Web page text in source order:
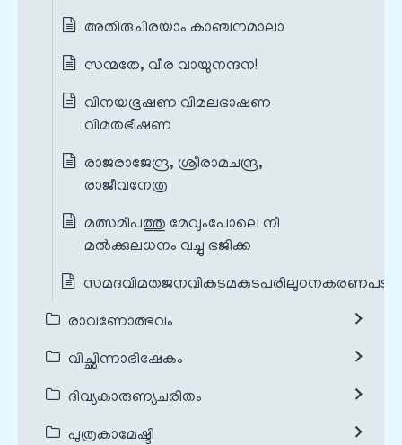
അതിരുചിരയാം കാഞ്ചനമാലാ
സന്മതേ, വീര വായുനന്ദന!
വിനയഭൂഷണ വിമലഭാഷണ
വിമതഭീഷണ
രാജരാജേന്ദ്ര, ശ്രീരാമചന്ദ്ര,
രാജീവനേത്ര
മത്സമീപത്തു മേവുംപോലെ നീ
മൽക്കുലധനം വച്ചു ഭജിക്ക
സമദവിമതജനവികടമകുടപരിലുഠനകരണപടു
രാവണോത്ഭവം
വിച്ഛിന്നാഭിഷേകം
ദിവ്യകാരുണ്യചരിതം
പുത്രകാമേഷ്ടി